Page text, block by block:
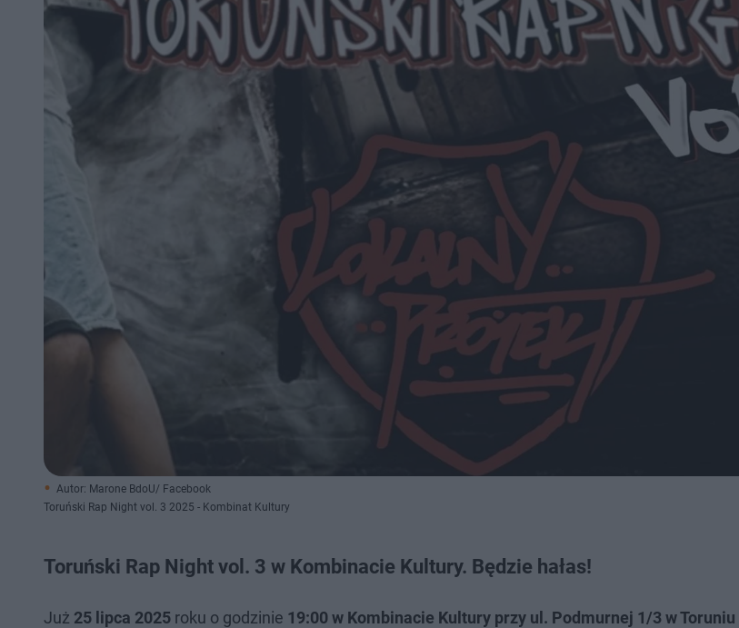
Autor: Marone BdoU/ Facebook
Toruński Rap Night vol. 3 2025 - Kombinat Kultury
Toruński Rap Night vol. 3 w Kombinacie Kultury. Będzie hałas!
Już 25 lipca 2025 roku o godzinie 19:00 w Kombinacie Kultury przy ul. Podmurnej 1/3 w Toruniu